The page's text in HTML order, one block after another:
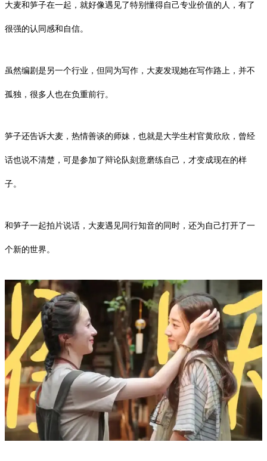
大麦和笋子在一起，就好像遇见了特别懂得自己专业价值的人，有了
很强的认同感和自信。
虽然编剧是另一个行业，但同为写作，大麦发现她在写作路上，并不
孤独，很多人也在负重前行。
笋子还告诉大麦，热情善谈的师妹，也就是大学生村官黄欣欣，曾经
话也说不清楚，可是参加了辩论队刻意磨练自己，才变成现在的样
子。
和笋子一起拍片说话，大麦遇见同行知音的同时，还为自己打开了一
个新的世界。